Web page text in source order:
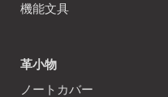
機能文具
革小物
ノートカバー